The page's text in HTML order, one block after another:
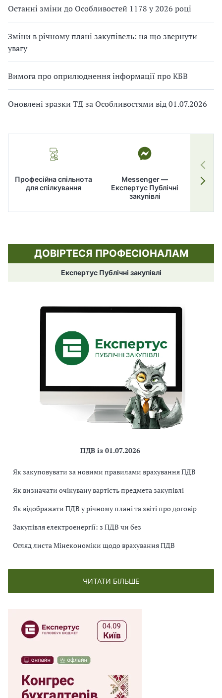
Останні зміни до Особливостей 1178 у 2026 році
Зміни в річному плані закупівель: на що звернути
увагу
Вимога про оприлюднення інформації про КБВ
Оновлені зразки ТД за Особливостями від 01.07.2026
Професійна спільнота
для спілкування
Messenger —
Експертус Публічні
закупівлі
ДОВІРТЕСЯ ПРОФЕСІОНАЛАМ
Експертус Публічні закупівлі
ПДВ із 01.07.2026
Як закуповувати за новими правилами врахування ПДВ
Як визначати очікувану вартість предмета закупівлі
Як відображати ПДВ у річному плані та звіті про договір
Закупівля електроенергії: з ПДВ чи без
Огляд листа Мінекономіки щодо врахування ПДВ
ЧИТАТИ БІЛЬШЕ